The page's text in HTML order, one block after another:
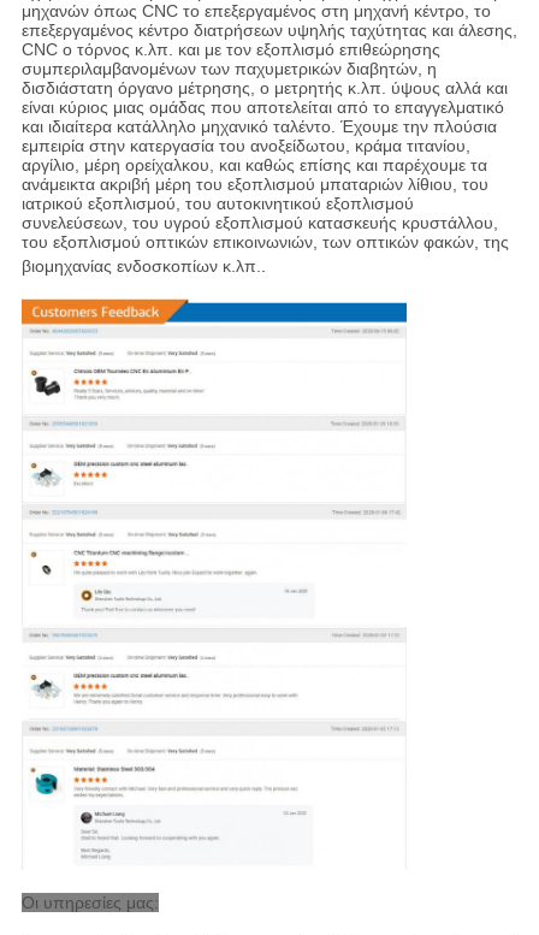
μηχανών όπως CNC το επεξεργαμένος στη μηχανή κέντρο, το
επεξεργαμένος κέντρο διατρήσεων υψηλής ταχύτητας και άλεσης,
CNC ο τόρνος κ.λπ. και με τον εξοπλισμό επιθεώρησης
συμπεριλαμβανομένων των παχυμετρικών διαβητών, η
δισδιάστατη όργανο μέτρησης, ο μετρητής κ.λπ. ύψους αλλά και
είναι κύριος μιας ομάδας που αποτελείται από το επαγγελματικό
και ιδιαίτερα κατάλληλο μηχανικό ταλέντο. Έχουμε την πλούσια
εμπειρία στην κατεργασία του ανοξείδωτου, κράμα τιτανίου,
αργίλιο, μέρη ορείχαλκου, και καθώς επίσης και παρέχουμε τα
ανάμεικτα ακριβή μέρη του εξοπλισμού μπαταριών λίθιου, του
ιατρικού εξοπλισμού, του αυτοκινητικού εξοπλισμού
συνελεύσεων, του υγρού εξοπλισμού κατασκευής κρυστάλλου,
του εξοπλισμού οπτικών επικοινωνιών, των οπτικών φακών, της
βιομηχανίας ενδοσκοπίων κ.λπ.
Οι υπηρεσίες μας: